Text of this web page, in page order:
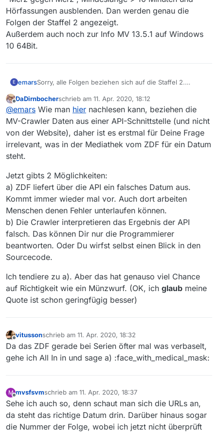
Hörfassungen ausblenden. Dan werden genau die
Folgen der Staffel 2 angezeigt.
Außerdem auch noch zur Info MV 13.5.1 auf Windows
10 64Bit.
E emarsSorry, alle Folgen beziehen sich auf die Staffel 2.
“Merz gegen Merz”, Mindeslänge > 10 Minuten und
Hörfassungen ausblenden. Dan werden genau die
Folgen der Staffel 2 angezeigt.
Außerdem auch noch zur Info MV 13.5.1 auf Windows 10
64Bit.
DaDirnbocherschrieb am 11. Apr. 2020, 18:12
zuletzt editiert von
@emars Wie man hier nachlesen kann, beziehen die
MV-Crawler Daten aus einer API-Schnittstelle (und nicht
von der Website), daher ist es erstmal für Deine Frage
irrelevant, was in der Mediathek vom ZDF für ein Datum
steht.
Jetzt gibts 2 Möglichkeiten:
a) ZDF liefert über die API ein falsches Datum aus.
Kommt immer wieder mal vor. Auch dort arbeiten
Menschen denen Fehler unterlaufen können.
b) Die Crawler interpretieren das Ergebnis der API
falsch. Das können Dir nur die Programmierer
beantworten. Oder Du wirfst selbst einen Blick in den
Sourcecode.
Ich tendiere zu a). Aber das hat genauso viel Chance
auf Richtigkeit wie ein Münzwurf. (OK, ich glaub meine
Quote ist schon geringfügig besser)
Offline
vitussonschrieb am 11. Apr. 2020, 18:32
zuletzt editiert von
Da das ZDF gerade bei Serien öfter mal was verbaselt,
gehe ich All In in und sage a) :face_with_medical_mask:
M
Offline
mvsfsvmschrieb am 11. Apr. 2020, 18:37
zuletzt editiert von
Sehe ich auch so, denn schaut man sich die URLs an,
da steht das richtige Datum drin. Darüber hinaus sogar
die Nummer der Folge, wobei ich jetzt nicht überprüft